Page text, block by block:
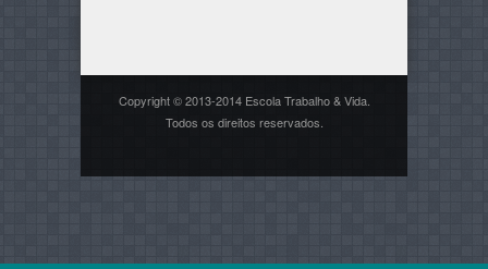
Copyright © 2013-2014 Escola Trabalho & Vida.
Todos os direitos reservados.